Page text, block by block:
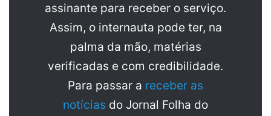
assinante para receber o serviço.
Assim, o internauta pode ter, na
palma da mão, matérias
verificadas e com credibilidade.
Para passar a receber as
notícias do Jornal Folha do